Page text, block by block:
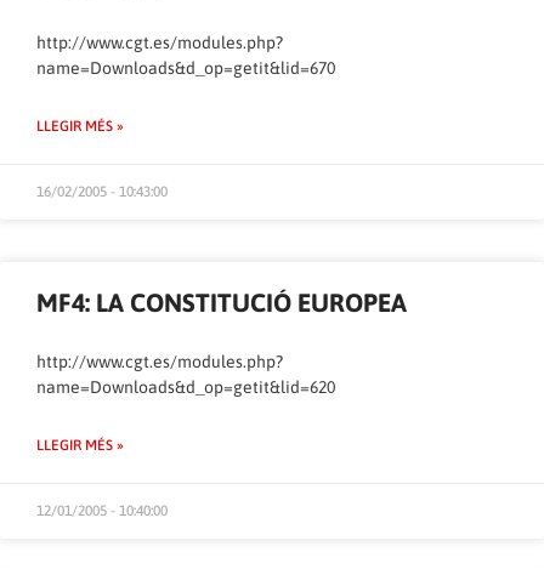
http://www.cgt.es/modules.php?
name=Downloads&d_op=getit&lid=670
LLEGIR MÉS »
16/02/2005 - 10:43:00
MF4: LA CONSTITUCIÓ EUROPEA
http://www.cgt.es/modules.php?
name=Downloads&d_op=getit&lid=620
LLEGIR MÉS »
12/01/2005 - 10:40:00